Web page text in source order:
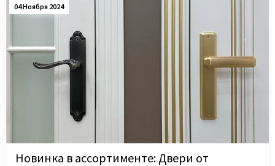
04 Ноября 2024
Новинка в ассортименте: Двери от